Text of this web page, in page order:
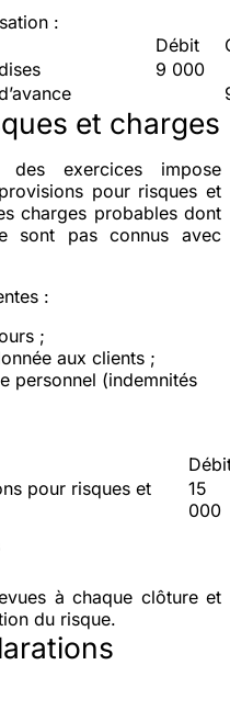
:
Débit
9 000
et charges
exercices impose
pour risques et
charges probables dont
sont pas connus avec
:
;
aux clients ;
personnel (indemnités
pour risques et
15
000
à chaque clôture et
du risque.